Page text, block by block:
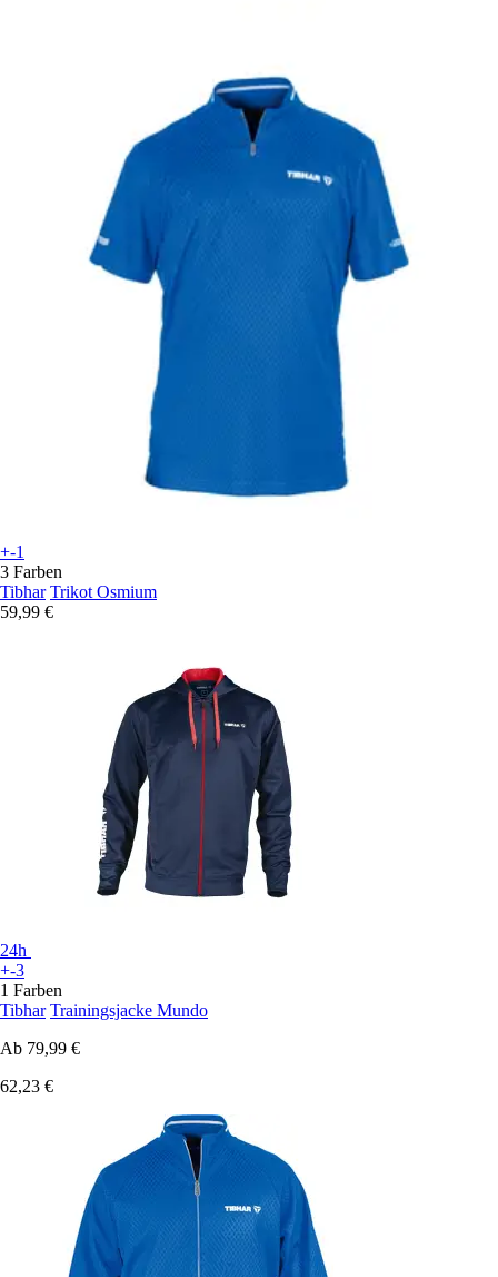
+-1
3 Farben
Tibhar Trikot Osmium
59,99 €
24h
+-3
1 Farben
Tibhar Trainingsjacke Mundo
Ab 79,99 €
62,23 €